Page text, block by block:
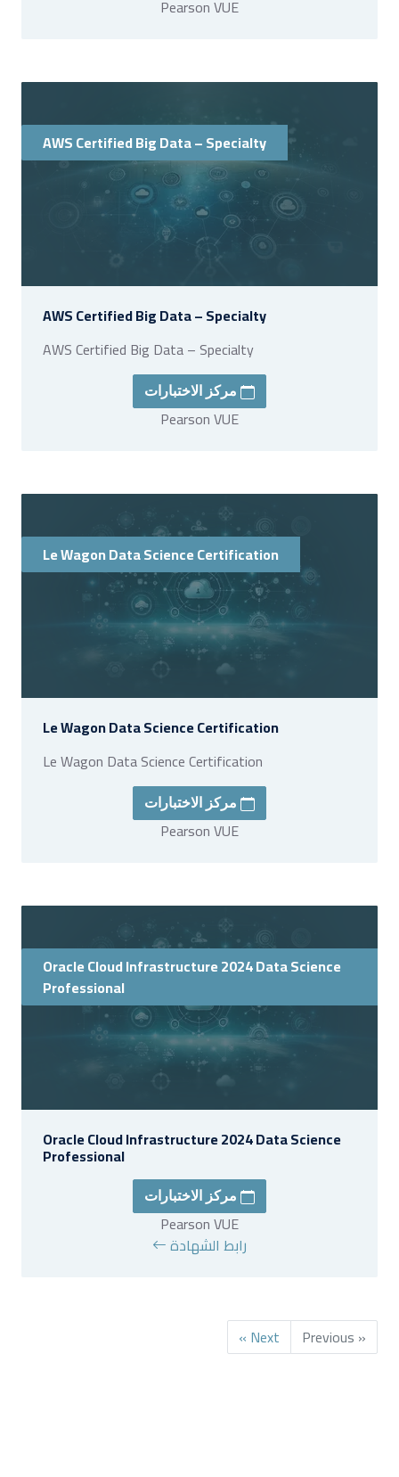
Pearson VUE
AWS Certified Big Data – Specialty
AWS Certified Big Data – Specialty
AWS Certified Big Data – Specialty
مركز الاختبارات
Pearson VUE
Le Wagon Data Science Certification
Le Wagon Data Science Certification
Le Wagon Data Science Certification
مركز الاختبارات
Pearson VUE
Oracle Cloud Infrastructure 2024 Data Science
Professional
Oracle Cloud Infrastructure 2024 Data Science
Professional
مركز الاختبارات
Pearson VUE
رابط الشهادة
« Previous
Next »